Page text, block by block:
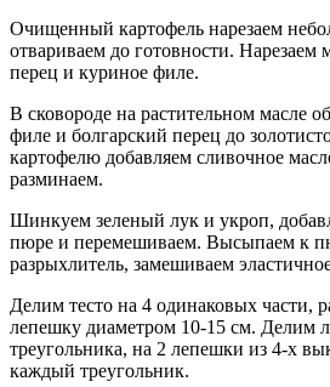
Очищенный картофель нарезаем
отвариваем до готовности. Нарезаем
перец и куриное филе.
В сковороде на растительном масле
филе и болгарский перец до
картофелю добавляем сливочное
разминаем.
Шинкуем зеленый лук и укроп,
пюре и перемешиваем. Высыпаем к
разрыхлитель, замешиваем
Делим тесто на 4 одинаковых части,
лепешку диаметром 10-15 см. Делим
треугольника, на 2 лепешки из 4-х
каждый треугольник.